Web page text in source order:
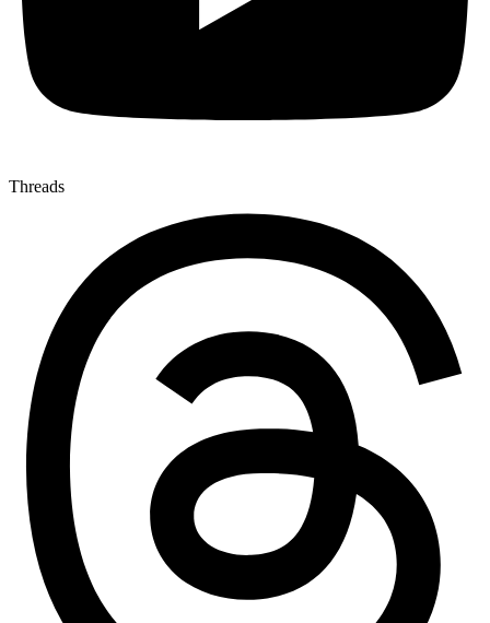
Threads